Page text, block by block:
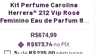
Kit Perfume Carolina
Herrera® 212 Vip Rosé
Feminino Eau de Parfum 80
R$674,99
R$573,74 no PIX